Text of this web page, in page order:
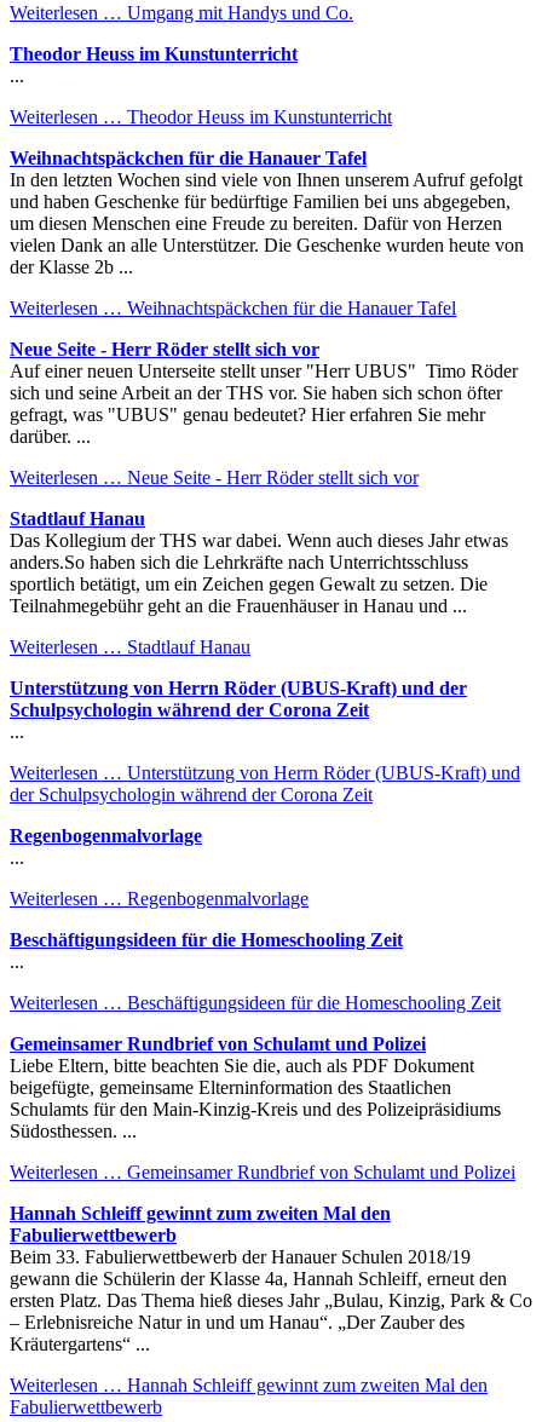
Weiterlesen … Umgang mit Handys und Co.
Theodor Heuss im Kunstunterricht
...
Weiterlesen … Theodor Heuss im Kunstunterricht
Weihnachtspäckchen für die Hanauer Tafel
In den letzten Wochen sind viele von Ihnen unserem Aufruf gefolgt
und haben Geschenke für bedürftige Familien bei uns abgegeben,
um diesen Menschen eine Freude zu bereiten. Dafür von Herzen
vielen Dank an alle Unterstützer. Die Geschenke wurden heute von
der Klasse 2b ...
Weiterlesen … Weihnachtspäckchen für die Hanauer Tafel
Neue Seite - Herr Röder stellt sich vor
Auf einer neuen Unterseite stellt unser "Herr UBUS" Timo Röder
sich und seine Arbeit an der THS vor. Sie haben sich schon öfter
gefragt, was "UBUS" genau bedeutet? Hier erfahren Sie mehr
darüber. ...
Weiterlesen … Neue Seite - Herr Röder stellt sich vor
Stadtlauf Hanau
Das Kollegium der THS war dabei. Wenn auch dieses Jahr etwas
anders.So haben sich die Lehrkräfte nach Unterrichtsschluss
sportlich betätigt, um ein Zeichen gegen Gewalt zu setzen. Die
Teilnahmegebühr geht an die Frauenhäuser in Hanau und ...
Weiterlesen … Stadtlauf Hanau
Unterstützung von Herrn Röder (UBUS-Kraft) und der
Schulpsychologin während der Corona Zeit
...
Weiterlesen … Unterstützung von Herrn Röder (UBUS-Kraft) und
der Schulpsychologin während der Corona Zeit
Regenbogenmalvorlage
...
Weiterlesen … Regenbogenmalvorlage
Beschäftigungsideen für die Homeschooling Zeit
...
Weiterlesen … Beschäftigungsideen für die Homeschooling Zeit
Gemeinsamer Rundbrief von Schulamt und Polizei
Liebe Eltern, bitte beachten Sie die, auch als PDF Dokument
beigefügte, gemeinsame Elterninformation des Staatlichen
Schulamts für den Main-Kinzig-Kreis und des Polizeipräsidiums
Südosthessen. ...
Weiterlesen … Gemeinsamer Rundbrief von Schulamt und Polizei
Hannah Schleiff gewinnt zum zweiten Mal den
Fabulierwettbewerb
Beim 33. Fabulierwettbewerb der Hanauer Schulen 2018/19
gewann die Schülerin der Klasse 4a, Hannah Schleiff, erneut den
ersten Platz. Das Thema hieß dieses Jahr „Bulau, Kinzig, Park & Co
– Erlebnisreiche Natur in und um Hanau“. „Der Zauber des
Kräutergartens“ ...
Weiterlesen … Hannah Schleiff gewinnt zum zweiten Mal den
Fabulierwettbewerb